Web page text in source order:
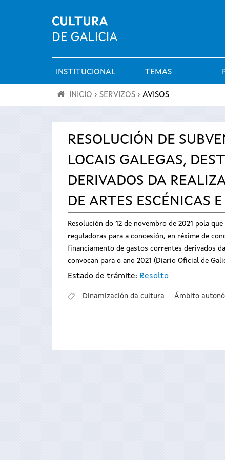
Menú
principal
INSTITUCIONAL TEMAS
está
aquí
INICIO › SERVIZOS › AVISOS
RESOLUCIÓN DE
LOCAIS GALEGAS,
DERIVADOS DA
DE ARTES ESCÉNICAS
Resolución do 12 de novembro de 2021 pola
reguladoras para a concesión, en réxime de
financiamento de gastos correntes derivados
convocan para o ano 2021 (Diario Oficial de
Estado de trámite: Resolto
Dinamización da cultura Ámbito